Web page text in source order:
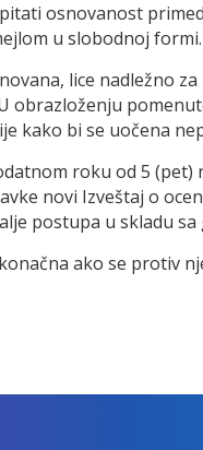
osnovanost
u slobodnoj
lice nadležno
obrazloženju
kako bi se uočena
roku od 5
novi Izveštaj o
postupa u skladu
ako se protiv